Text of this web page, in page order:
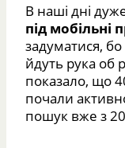
В наші дні
під мобільні
задуматися,
йдуть рука об
показало, що
почали
пошук вже з